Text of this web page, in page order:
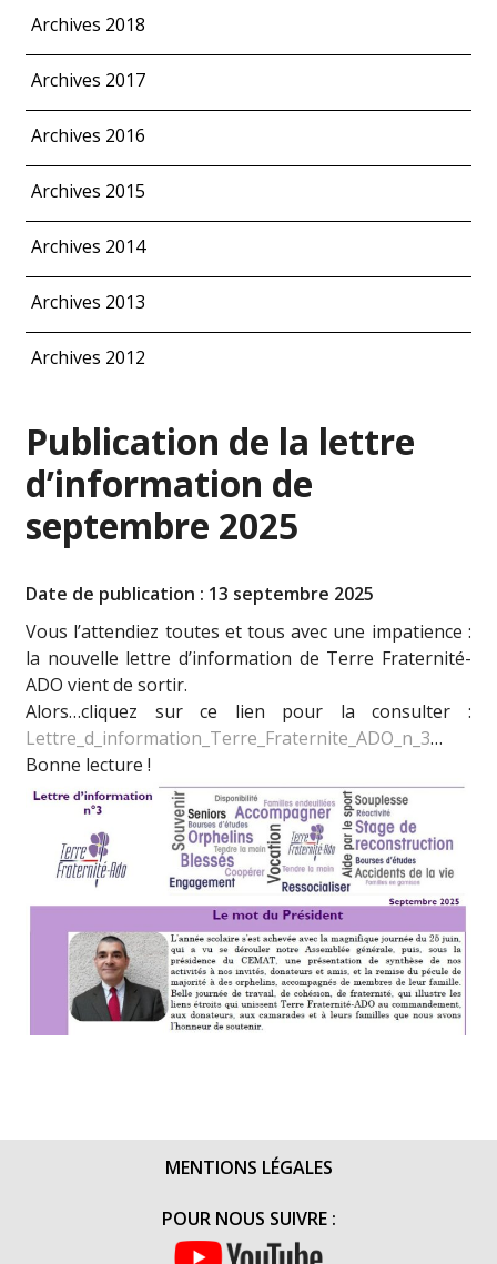
Archives 2018
Archives 2017
Archives 2016
Archives 2015
Archives 2014
Archives 2013
Archives 2012
Publication de la lettre
d’information de
septembre 2025
Date de publication : 13 septembre 2025
Vous l’attendiez toutes et tous avec une impatience :
la nouvelle lettre d’information de Terre Fraternité-
ADO vient de sortir.
Alors…cliquez sur ce lien pour la consulter :
Lettre_d_information_Terre_Fraternite_ADO_n_3…
Bonne lecture !
MENTIONS LÉGALES
POUR NOUS SUIVRE :